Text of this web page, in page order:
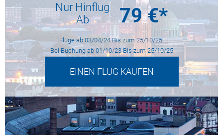
Nur Hinflug
Ab
79 €*
Flüge ab 03/04/24 Bis zum 25/10/25
Bei Buchung ab 01/10/23Bis zum 25/10/25
EINEN FLUG KAUFEN